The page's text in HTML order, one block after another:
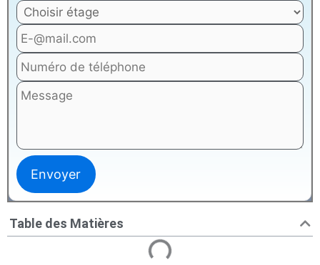
Table des Matières